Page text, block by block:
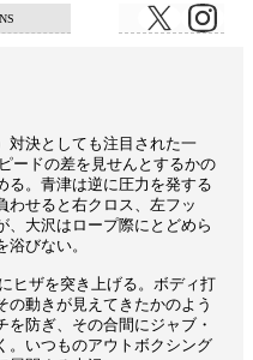
決としても注目された一
ードの差を見せんとするかの
る。青津は逆に圧力を発する
わせると右クロス、左フッ
、大沢はロープ際にとどめら
びない。
ヒザを突き上げる。ボディ打
の動きが見えてきたかのよう
防ぎ、その合間にジャブ・
。いつものアウトボクシング